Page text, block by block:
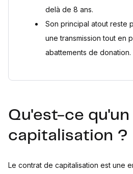
delà de 8 ans.
Son principal atout reste
une transmission tout en
abattements de donation.
Qu'est-ce
capitalisation ?
Le contrat de capitalisation est une